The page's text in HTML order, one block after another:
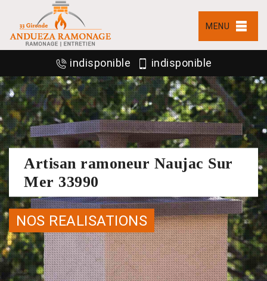
MENU
indisponible indisponible
Artisan ramoneur Naujac Sur
Mer 33990
NOS REALISATIONS